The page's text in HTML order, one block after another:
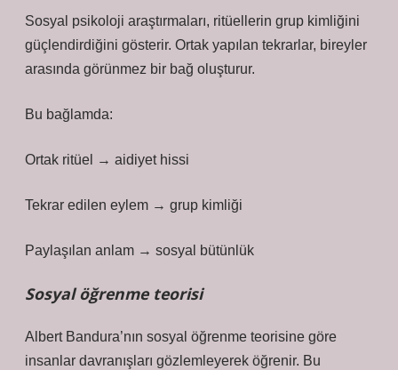
Sosyal psikoloji araştırmaları, ritüellerin grup kimliğini
güçlendirdiğini gösterir. Ortak yapılan tekrarlar, bireyler
arasında görünmez bir bağ oluşturur.
Bu bağlamda:
Ortak ritüel → aidiyet hissi
Tekrar edilen eylem → grup kimliği
Paylaşılan anlam → sosyal bütünlük
Sosyal öğrenme teorisi
Albert Bandura’nın sosyal öğrenme teorisine göre
insanlar davranışları gözlemleyerek öğrenir. Bu